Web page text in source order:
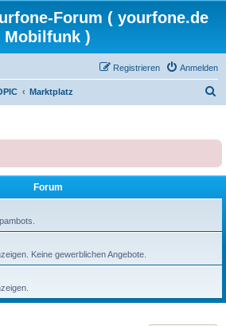
Forum ( yourfone.de
Mobilfunk )
Anmelden
Registrieren
Marktplatz
e
Forum
Keine gewerblichen Angebote.